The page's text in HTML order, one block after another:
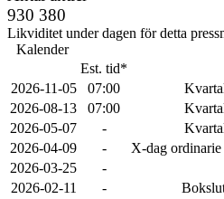
930 380
Likviditet under dagen för detta
Kalender
Est. tid*
2026-11-05
07:00
2026-08-13
07:00
2026-05-07
-
2026-04-09
-
X-dag
2026-03-25
-
2026-02-11
-